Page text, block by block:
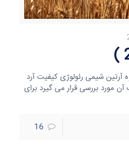
آرتین شیمی رئولوژی کیفیت آرد
مورد بررسی قرار می گیرد برای
16